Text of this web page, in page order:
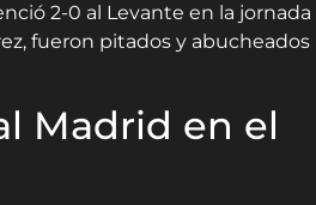
2-0 al Levante en la jornada
fueron pitados y abucheados
Madrid en el